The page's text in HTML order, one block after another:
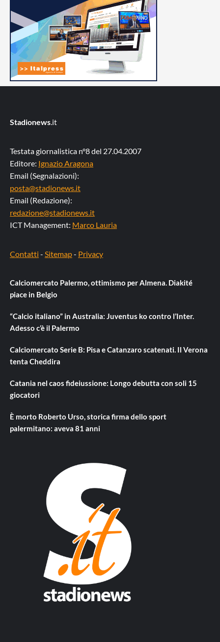
Stadionews .it
Testata giornalistica n°8 del 27.04.2007
Editore: Ignazio Aragona
Email (Segnalazioni):
posta@stadionews.it
Email (Redazione):
redazione@stadionews.it
ICT Management: Marco Lauria
Contatti - Sitemap- Privacy
Calciomercato Palermo, ottimismo per Almena. Diakité
piace in Belgio
“Calcio italiano” in Australia: Juventus ko contro l’Inter.
Adesso c’è il Palermo
Calciomercato Serie B: Pisa e Catanzaro scatenati. Il Verona
tenta Cheddira
Catania nel caos fideiussione: Longo debutta con soli 15
giocatori
È morto Roberto Urso, storica firma dello sport
palermitano: aveva 81 anni